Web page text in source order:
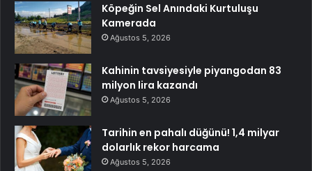
Köpeğin Sel Anındaki Kurtuluşu
Kamerada
Ağustos 5, 2026
Kahinin tavsiyesiyle piyangodan 83
milyon lira kazandı
Ağustos 5, 2026
Tarihin en pahalı düğünü! 1,4 milyar
dolarlık rekor harcama
Ağustos 5, 2026